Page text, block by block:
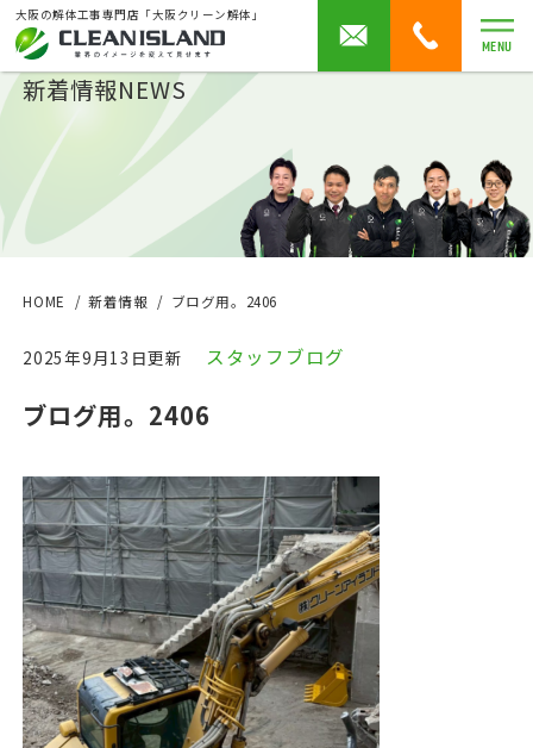
大阪の解体工事専門店「大阪クリーン解体」
MENU
新着情報NEWS
HOME 新着情報 ブログ用。2406
2025年9月13日更新 スタッフブログ
ブログ用。2406